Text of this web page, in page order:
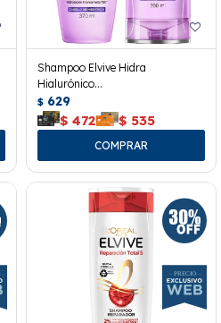
Shampoo Elvive Hidra
Hialurónico
370ml+acondicionador 200ml
$ 629
$ 472 $ 535